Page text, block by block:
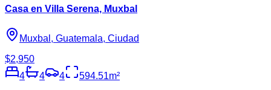
Casa en Villa Serena, Muxbal
Muxbal, Guatemala, Ciudad
$2,950
4
4 4 594.51m²